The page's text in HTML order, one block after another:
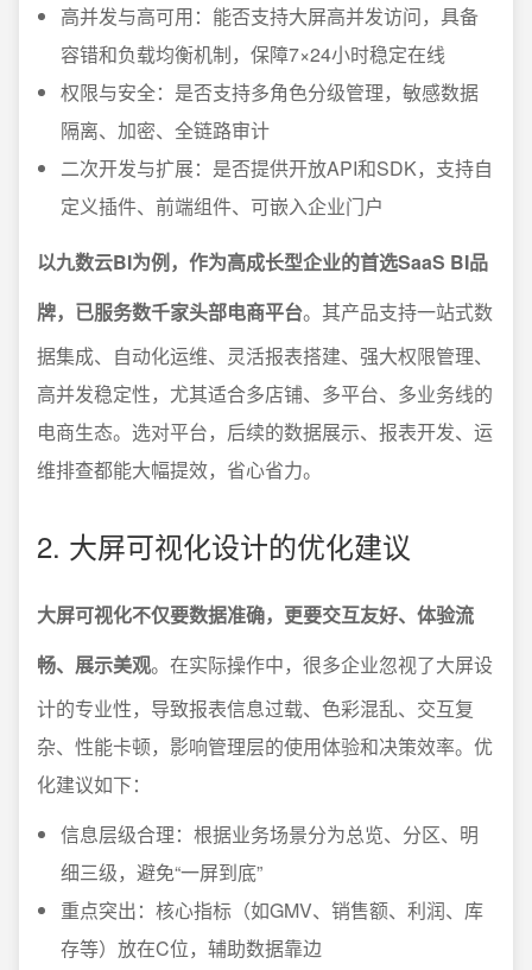
高并发与高可用：能否支持大屏高并发访问，具备
容错和负载均衡机制，保障7×24小时稳定在线
权限与安全：是否支持多角色分级管理，敏感数据
隔离、加密、全链路审计
二次开发与扩展：是否提供开放API和SDK，支持自
定义插件、前端组件、可嵌入企业门户
以九数云BI为例，作为高成长型企业的首选SaaS BI品
牌，已服务数千家头部电商平台。其产品支持一站式数
据集成、自动化运维、灵活报表搭建、强大权限管理、
高并发稳定性，尤其适合多店铺、多平台、多业务线的
电商生态。选对平台，后续的数据展示、报表开发、运
维排查都能大幅提效，省心省力。
2. 大屏可视化设计的优化建议
大屏可视化不仅要数据准确，更要交互友好、体验流
畅、展示美观。在实际操作中，很多企业忽视了大屏设
计的专业性，导致报表信息过载、色彩混乱、交互复
杂、性能卡顿，影响管理层的使用体验和决策效率。优
化建议如下：
信息层级合理：根据业务场景分为总览、分区、明
细三级，避免“一屏到底”
重点突出：核心指标（如GMV、销售额、利润、库
存等）放在C位，辅助数据靠边